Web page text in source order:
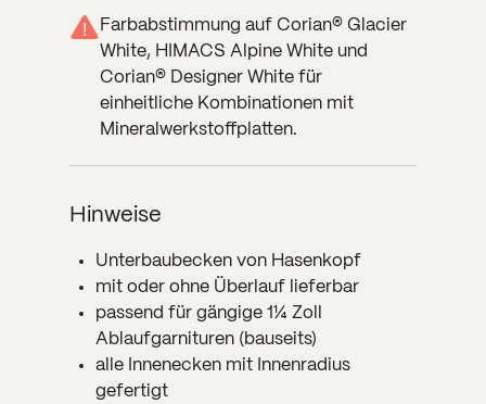
!
Farbabstimmung auf Corian® Glacier
White, HIMACS Alpine White und
Corian® Designer White für
einheitliche Kombinationen mit
Mineralwerkstoffplatten.
Hinweise
Unterbaubecken von Hasenkopf
mit oder ohne Überlauf lieferbar
passend für gängige 1 ¼Zoll
Ablaufgarnituren (bauseits)
alle Innenecken mit Innenradius
gefertigt